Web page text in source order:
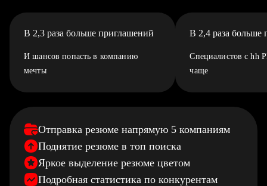
В 2,3 раза больше приглашений
И шансов попасть в компанию
мечты
В 2,4 раза больше
Специалистов с hh
чаще
Отправка резюме напрямую 5 компаниям
Поднятие резюме в топ поиска
Яркое выделение резюме цветом
Подробная статистика по конкурентам